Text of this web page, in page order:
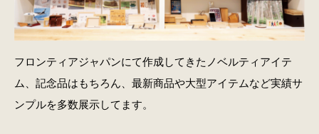
フロンティアジャパンにて作成してきたノベルティアイテ
ム、記念品はもちろん、最新商品や大型アイテムなど実績サ
ンプルを多数展示してます。